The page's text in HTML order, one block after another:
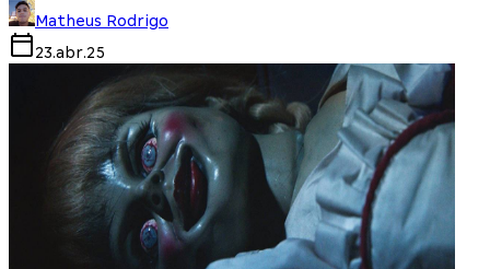
Matheus Rodrigo
23.abr.25